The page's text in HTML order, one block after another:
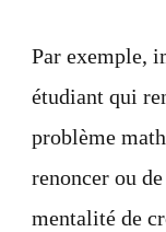
Par exemple,
étudiant qui
problème
renoncer ou
mentalité de